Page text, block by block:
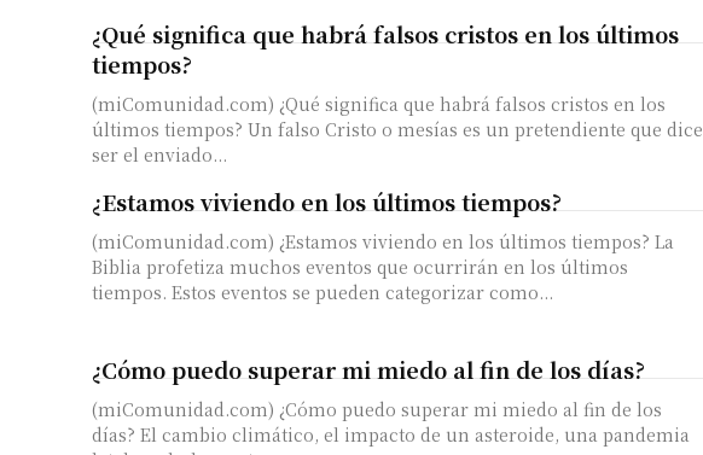
¿Qué significa que habrá falsos cristos en los últimos
tiempos?
(miComunidad.com) ¿Qué significa que habrá falsos cristos en los
últimos tiempos? Un falso Cristo o mesías es un pretendiente que dice
ser el enviado...
¿Estamos viviendo en los últimos tiempos?
(miComunidad.com) ¿Estamos viviendo en los últimos tiempos? La
Biblia profetiza muchos eventos que ocurrirán en los últimos
tiempos. Estos eventos se pueden categorizar como...
¿Cómo puedo superar mi miedo al fin de los días?
(miComunidad.com) ¿Cómo puedo superar mi miedo al fin de los
días? El cambio climático, el impacto de un asteroide, una pandemia